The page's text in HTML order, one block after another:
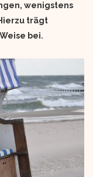
wenigstens
trägt
bei.